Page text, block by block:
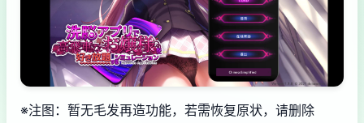
※注图 ：暂无毛发再造功能，若需恢复原状，请删除